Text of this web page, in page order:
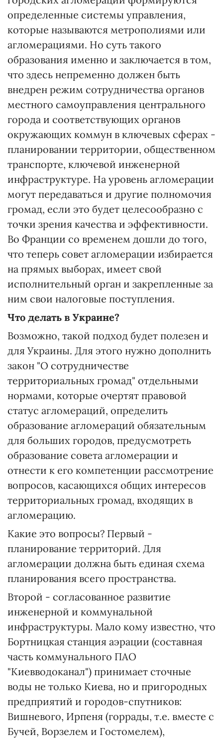
определенные системы управления,
которые называются метрополиями или
агломерациями. Но суть такого
образования именно и заключается в том,
что здесь непременно должен быть
внедрен режим сотрудничества органов
местного самоуправления центрального
города и соответствующих органов
окружающих коммун в ключевых сферах -
планировании территории, общественном
транспорте, ключевой инженерной
инфраструктуре. На уровень агломерации
могут передаваться и другие полномочия
громад, если это будет целесообразно с
точки зрения качества и эффективности.
Во Франции со временем дошли до того,
что теперь совет агломерации избирается
на прямых выборах, имеет свой
исполнительный орган и закрепленные за
ним свои налоговые поступления.
Что делать в Украине?
Возможно, такой подход будет полезен и
для Украины. Для этого нужно дополнить
закон "О сотрудничестве
территориальных громад" отдельными
нормами, которые очертят правовой
статус агломераций, определить
образование агломераций обязательным
для больших городов, предусмотреть
образование совета агломерации и
отнести к его компетенции рассмотрение
вопросов, касающихся общих интересов
территориальных громад, входящих в
агломерацию.
Какие это вопросы? Первый -
планирование территорий. Для
агломерации должна быть единая схема
планирования всего пространства.
Второй - согласованное развитие
инженерной и коммунальной
инфраструктуры. Мало кому известно, что
Бортницкая станция аэрации (составная
часть коммунального ПАО
"Киевводоканал") принимает сточные
воды не только Киева, но и пригородных
предприятий и городов-спутников:
Вишневого, Ирпеня (горрады, т.е. вместе с
Бучей, Ворзелем и Гостомелем),